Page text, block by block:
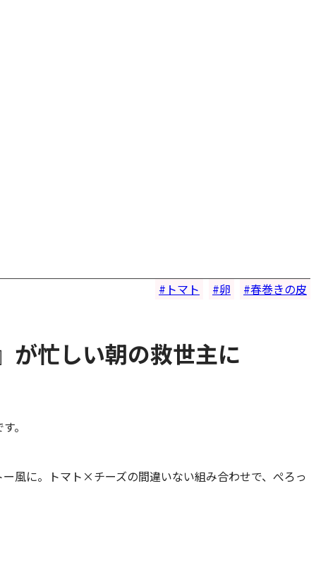
トマト 卵 春巻きの皮
が忙しい朝の救世主に
。
風に。トマト×チーズの間違いない組み合わせで、ぺろっ